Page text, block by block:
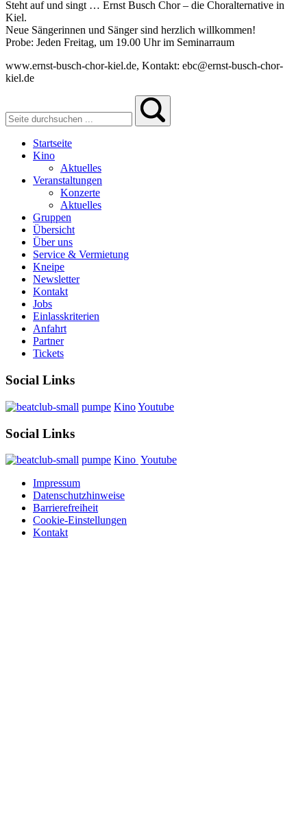
Steht auf und singt … Ernst Busch Chor – die Choralternative in
Kiel.
Neue Sängerinnen und Sänger sind herzlich willkommen!
Probe: Jeden Freitag, um 19.00 Uhr im Seminarraum
www.ernst-busch-chor-kiel.de, Kontakt: ebc@ernst-busch-chor-
kiel.de
Startseite
Kino
Aktuelles
Veranstaltungen
Konzerte
Aktuelles
Gruppen
Übersicht
Über uns
Service & Vermietung
Kneipe
Newsletter
Kontakt
Jobs
Einlasskriterien
Anfahrt
Partner
Tickets
Social Links
pumpe KinoYoutube
Social Links
pumpe Kino Youtube
Impressum
Datenschutzhinweise
Barrierefreiheit
Cookie-Einstellungen
Kontakt